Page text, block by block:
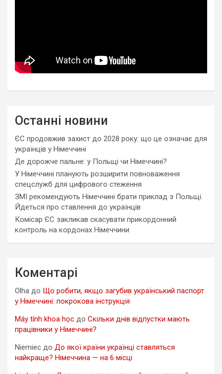
Останні новини
ЄС продовжив захист до 2028 року: що це означає для
українців у Німеччині
Де дорожче пальне: у Польщі чи Німеччині?
У Німеччині планують розширити повноваження
спецслужб для цифрового стеження
ЗМІ рекомендують Німеччині брати приклад з Польщі.
Йдеться про ставлення до українців
Комісар ЄС закликав скасувати прикордонний
контроль на кордонах Німеччини
Коментарі
Olha до Що робити, якщо загубив український паспорт
у Німеччині: покрокова інструкція
Máy tính khoa học до Скільки днів відпустки мають
працівники у Німеччині?
Niemiec до До якої країни українці ставляться
найкраще? Німеччина — на 6 місці